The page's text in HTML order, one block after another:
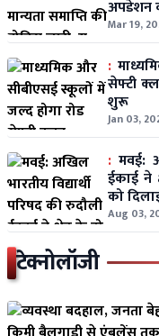
अपडेशन
Mar 19,
:
सेफ्टी
शुरू
Jan 03,
: मवई:
ईकाई ने
को
Aug 03,
टेक्नोलॉजी